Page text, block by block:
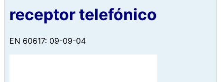
receptor telefónico
EN 60617: 09-09-04